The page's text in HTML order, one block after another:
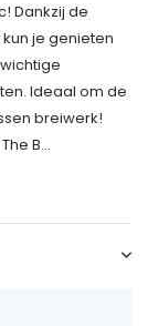
Dankzij de
je genieten
Ideaal om de
breiwerk!
B...